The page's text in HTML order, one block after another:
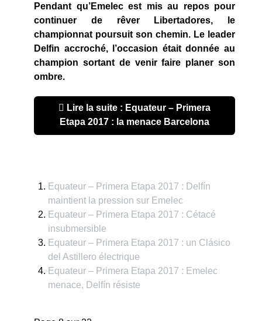
Pendant qu’Emelec est mis au repos pour
continuer de rêver Libertadores, le
championnat poursuit son chemin. Le leader
Delfin accroché, l’occasion était donnée au
champion sortant de venir faire planer son
ombre.
Lire la suite : Equateur – Primera
Etapa 2017 : la menace Barcelona
Equateur – Primera Etapa 2017 : Delfín
maintient la pression sur Emelec
Equateur – Primera Etapa 2017 : Cétacé
insubmersible
Equateur – Primera Etapa 2017 : un Clásico
del Astillero électrique
Equateur – Primera Etapa 2017 : Emelec
menace, Delfín résiste